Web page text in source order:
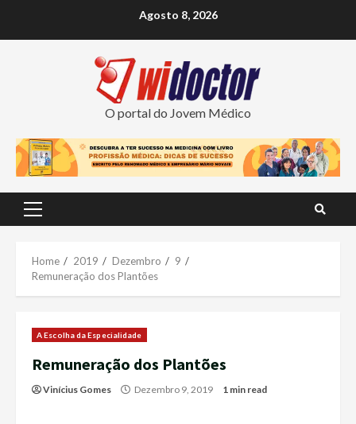
Agosto 8, 2026
O portal do Jovem Médico
Primary
Home 2019 Dezembro
9
Remuneração dos Plantões
A Escolha da Especialidade
Remuneração dos Plantões
Vinícius Gomes Dezembro 9, 2019 1 min read